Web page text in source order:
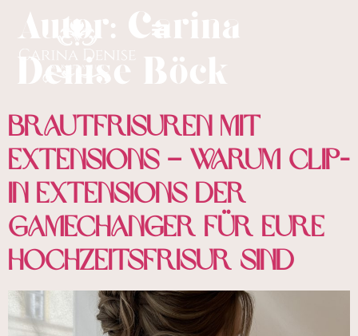
springen
Autor: Carina
Denise Böck
Brautfrisuren mit
Extensions – Warum Clip-
in Extensions der
Gamechanger für eure
Hochzeitsfrisur sind